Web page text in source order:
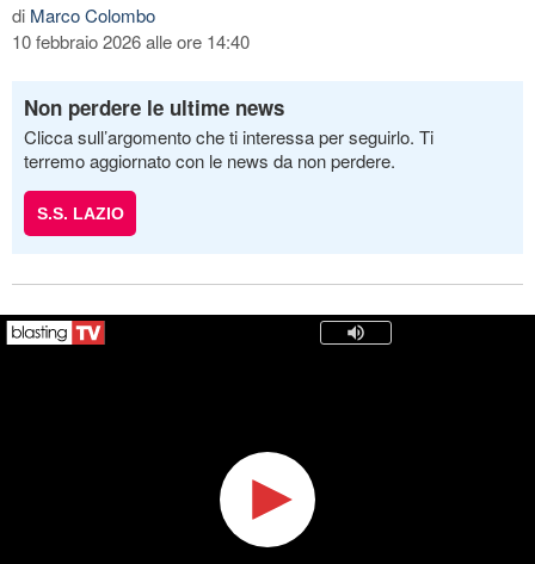
di Marco Colombo
10 febbraio 2026 alle ore 14:40
Non perdere le ultime news
Clicca sull’argomento che ti interessa per seguirlo. Ti
terremo aggiornato con le news da non perdere.
S.S. LAZIO